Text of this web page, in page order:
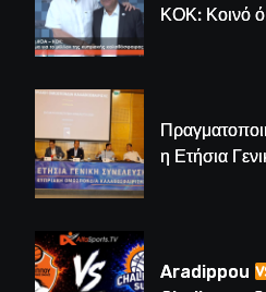
ΚΟΚ: Κοινό
η Ετήσια
(BINTEO)
Aradippou